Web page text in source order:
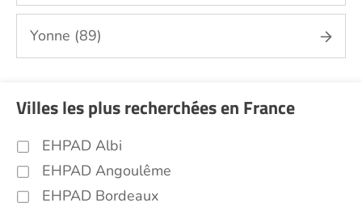
Yonne (89)
Villes les plus recherchées en France
EHPAD Albi
EHPAD Angoulême
EHPAD Bordeaux